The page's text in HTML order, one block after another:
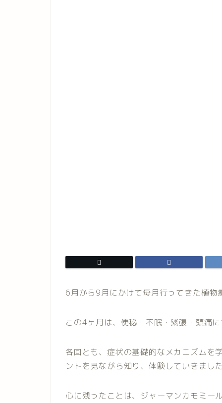
6月から9月にかけて毎月行ってきた植物
この4ヶ月は、便秘・不眠・緊張・頭痛
各回とも、症状の基礎的なメカニズムを
ントを見ながら知り、体験していきまし
心に残ったことは、ジャーマンカモミー